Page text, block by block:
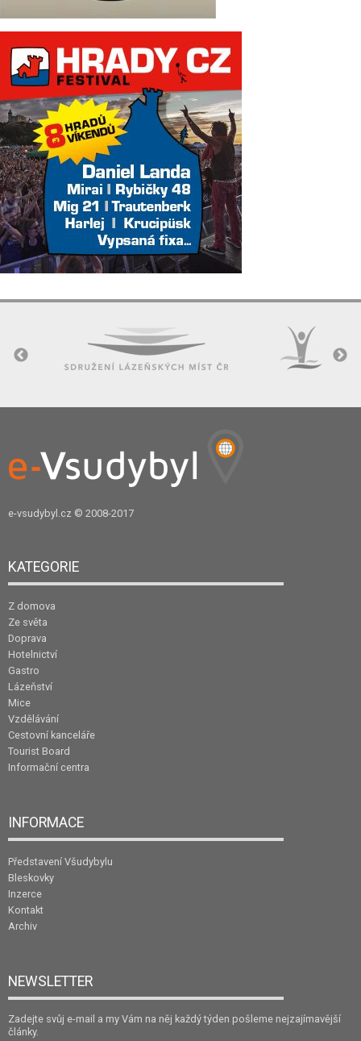
e-vsudybyl.cz © 2008-2017
KATEGORIE
Z domova
Ze světa
Doprava
Hotelnictví
Gastro
Lázeňství
Mice
Vzdělávání
Cestovní kanceláře
Tourist Board
Informační centra
INFORMACE
Představení Všudybylu
Bleskovky
Inzerce
Kontakt
Archiv
NEWSLETTER
Zadejte svůj e-mail a my Vám na něj každý týden pošleme nejzajímavější
články.